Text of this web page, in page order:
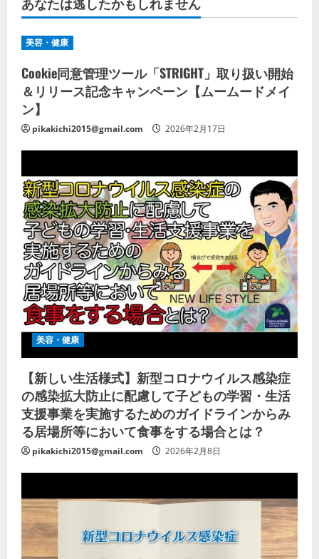
美容・健康
Cookie同意管理ツール「STRIGHT」取り扱い開始
＆リリース記念キャンペーン【ムームードメイ
ン】
pikakichi2015@gmail.com 2026年2月17日
美容・健康
【新しい生活様式】新型コロナウイルス感染症
の感染拡大防止に配慮して子どもの学習・生活
支援事業を実施するためのガイドラインからみ
る居場所等において食事をする場合とは？
pikakichi2015@gmail.com 2026年2月8日